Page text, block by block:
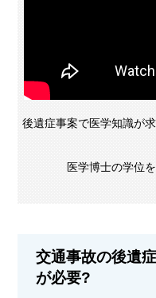
後遺症事案で医学知識が
医学博士の学位
交通事故の後遺
が必要?